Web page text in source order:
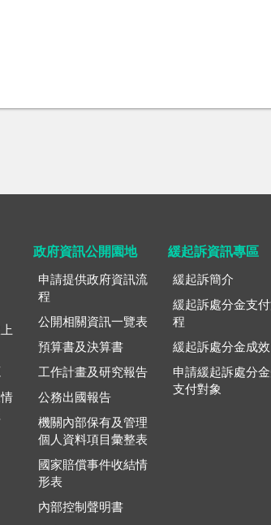
政府資訊公開園地
申請提供政府資訊流
程
公開相關資訊一覽表
預算書及決算書
工作計畫及研究報告
公務出國報告
機關內部保有及管理
個人資料項目彙整表
國家賠償事件收結情
形表
內部控制聲明書
緩起訴資訊專區
緩起訴簡介
緩起訴處分金支
程
緩起訴處分金成效
申請緩起訴處分
支付對象